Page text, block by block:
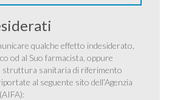
qualche effetto indesiderato,
od al Suo farmacista, oppure
struttura sanitaria di riferimento
al seguente sito dell’Agenzia